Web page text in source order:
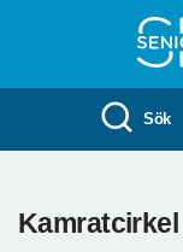
Sök
Kamratcirkel